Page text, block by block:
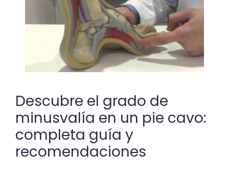
Descubre el grado de
minusvalía en un pie cavo:
completa guía y
recomendaciones